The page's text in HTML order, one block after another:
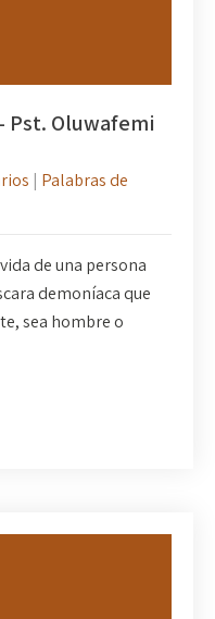
Pst. Oluwafemi
| Palabras de
de una persona
demoníaca que
sea hombre o